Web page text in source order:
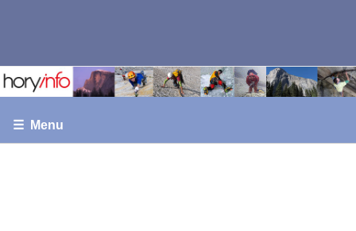
☰ Menu